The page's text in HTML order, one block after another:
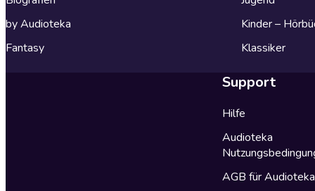
by Audioteka
Fantasy
Kinder –
Klassiker
Support
Hilfe
Audioteka
AGB für